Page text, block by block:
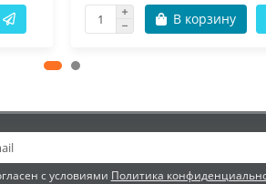
В корзину
с условиями Политика